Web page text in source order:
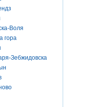
Воля
гора
Зебжидовска